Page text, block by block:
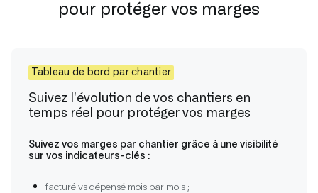
pour protéger vos marges
Tableau de bord par chantier
Suivez l'évolution de vos chantiers en
temps réel pour protéger vos marges
Suivez vos marges par chantier grâce à une visibilité
sur vos indicateurs-clés :
facturé vs dépensé mois par mois ;